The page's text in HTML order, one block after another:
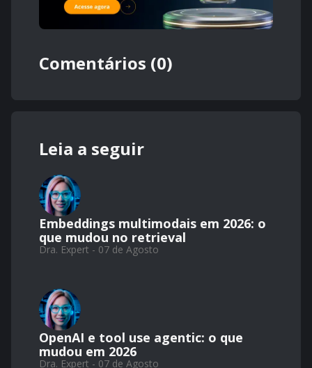
Comentários (0)
Leia a seguir
Embeddings multimodais em 2026: o
que mudou no retrieval
Dra. Expert - 07 de Agosto
OpenAI e tool use agentic: o que
mudou em 2026
Dra. Expert - 07 de Agosto